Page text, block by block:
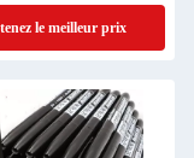
le meilleur prix